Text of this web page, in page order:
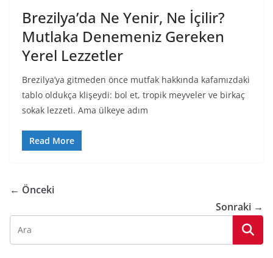
Brezilya’da Ne Yenir, Ne İçilir?
Mutlaka Denemeniz Gereken
Yerel Lezzetler
Brezilya’ya gitmeden önce mutfak hakkında kafamızdaki
tablo oldukça klişeydi: bol et, tropik meyveler ve birkaç
sokak lezzeti. Ama ülkeye adım
Read More
← Önceki
Sonraki →